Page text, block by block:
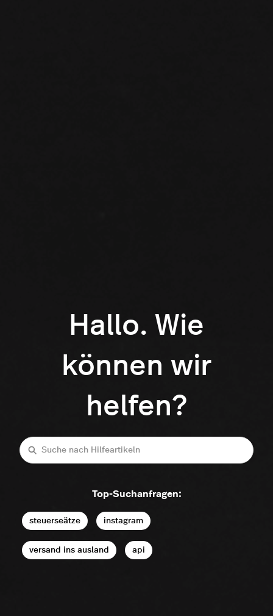
Hallo. Wie
können wir
helfen?
Suche
Top-Suchanfragen:
steuerseätze instagram
versand ins ausland api